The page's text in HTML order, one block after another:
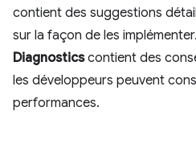
contient des suggestions
sur la façon de les
Diagnosticscontient des
les développeurs peuvent
performances.